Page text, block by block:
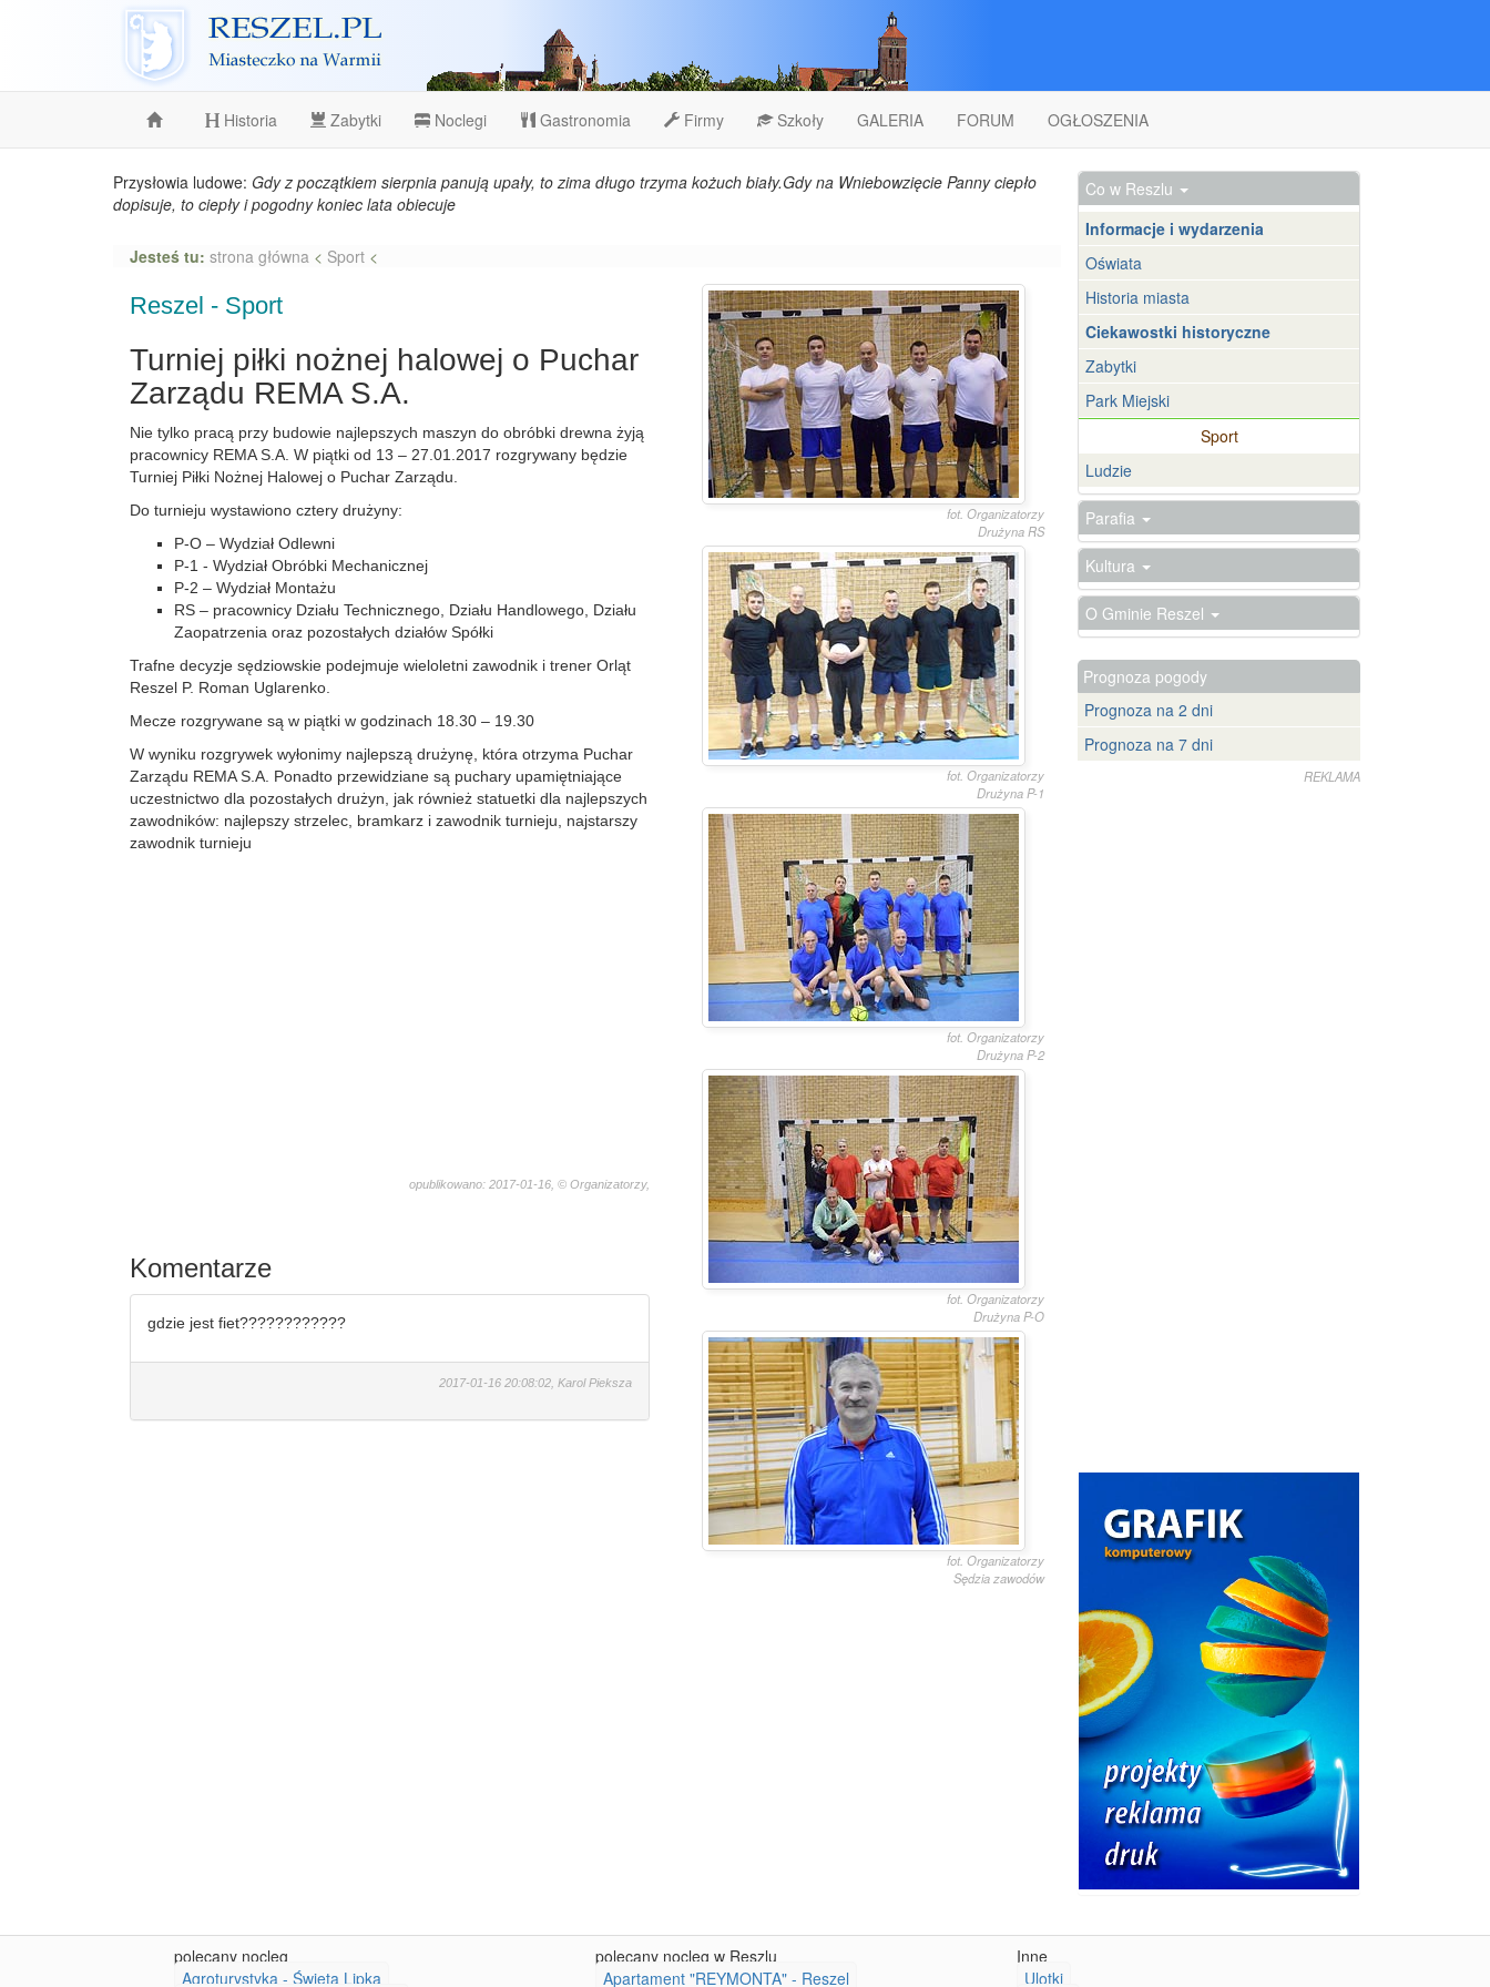
Reszel
Historia Zabytki Noclegi Gastronomia Firmy Szkoły GALERIA FORUM OGŁOSZENIA
Przysłowia ludowe: Gdy z początkiem sierpnia panują upały, to zima długo trzyma kożuch biały.Gdy na Wniebowzięcie Panny ciepło
dopisuje, to ciepły i pogodny koniec lata obiecuje
Jesteś tu: strona główna < Sport <
Reszel - Sport
Turniej piłki nożnej halowej o Puchar
Zarządu REMA S.A.
Nie tylko pracą przy budowie najlepszych maszyn do obróbki drewna żyją
pracownicy REMA S.A. W piątki od 13 – 27.01.2017 rozgrywany będzie
Turniej Piłki Nożnej Halowej o Puchar Zarządu.
Do turnieju wystawiono cztery drużyny:
P-O – Wydział Odlewni
P-1 - Wydział Obróbki Mechanicznej
P-2 – Wydział Montażu
RS – pracownicy Działu Technicznego, Działu Handlowego, Działu
Zaopatrzenia oraz pozostałych działów Spółki
Trafne decyzje sędziowskie podejmuje wieloletni zawodnik i trener Orląt
Reszel P. Roman Uglarenko.
Mecze rozgrywane są w piątki w godzinach 18.30 – 19.30
W wyniku rozgrywek wyłonimy najlepszą drużynę, która otrzyma Puchar
Zarządu REMA S.A. Ponadto przewidziane są puchary upamiętniające
uczestnictwo dla pozostałych drużyn, jak również statuetki dla najlepszych
zawodników: najlepszy strzelec, bramkarz i zawodnik turnieju, najstarszy
zawodnik turnieju​
opublikowano: 2017-01-16, © Organizatorzy,
Komentarze
gdzie jest fiet????????????
2017-01-16 20:08:02, Karol Pieksza
fot. Organizatorzy
Drużyna RS
fot. Organizatorzy
Drużyna P-1
fot. Organizatorzy
Drużyna P-2
fot. Organizatorzy
Drużyna P-O
fot. Organizatorzy
Sędzia zawodów
Co w Reszlu
Informacje i wydarzenia
Oświata
Historia miasta
Ciekawostki historyczne
Zabytki
Park Miejski
Sport
Ludzie
Parafia
Kultura
O Gminie Reszel
Prognoza pogody
Prognoza na 2 dni
Prognoza na 7 dni
REKLAMA
polecany nocleg
Agroturystyka - Święta Lipka
polecany nocleg w Reszlu
Apartament "REYMONTA" - Reszel
Inne
Ulotki